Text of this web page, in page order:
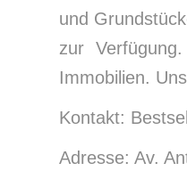
und
zur
Immobilien.
Kontakt:
Adresse: Av.